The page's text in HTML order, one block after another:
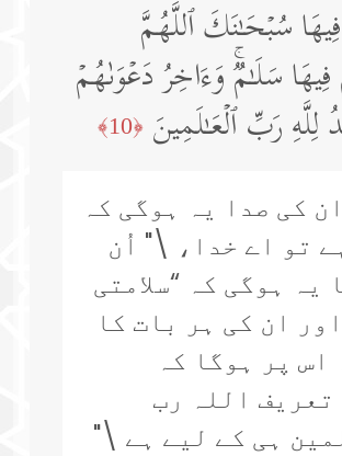
سُبۡحَـٰنَكَ ٱللَّهُمَّ
سَلَـٰمࣱۚ وَءَاخِرُ دَعۡوَىٰهُمۡ
لِلَّهِ رَبِّ ٱلۡعَـٰلَمِینَ ﴿10﴾
کی صدا یہ ہوگی کہ
تو اے خدا، \" اُن
یہ ہوگی کہ “سلامتی
ان کی ہر بات کا
اس پر ہوگا کہ
تعریف اللہ رب
ہی کے لیے ہے \"